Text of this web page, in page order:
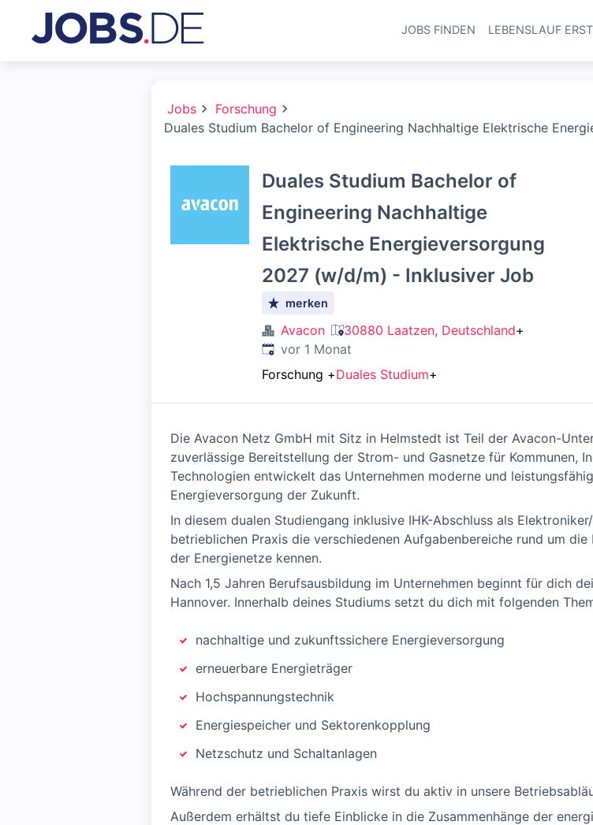
JOBS FINDEN LEBENSLAUF
Jobs
Forschung
Duales Studium Bachelor of Engineering Nachhaltige Elektrische
Duales Studium Bachelor of
Engineering Nachhaltige
Elektrische Energieversorgung
2027 (w/d/m) - Inklusiver Job
merken
Avacon 30880 Laatzen, Deutschland+
Veröffentlicht:
vor 1 Monat
Forschung +Duales Studium+
Die Avacon Netz GmbH mit Sitz in Helmstedt ist Teil der Avacon-
zuverlässige Bereitstellung der Strom- und Gasnetze für Kommunen,
Technologien entwickelt das Unternehmen moderne und
Energieversorgung der Zukunft.
In diesem dualen Studiengang inklusive IHK-Abschluss als
betrieblichen Praxis die verschiedenen Aufgabenbereiche rund um
der Energienetze kennen.
Nach 1,5 Jahren Berufsausbildung im Unternehmen beginnt für dich
Hannover. Innerhalb deines Studiums setzt du dich mit folgenden
nachhaltige und zukunftssichere Energieversorgung
erneuerbare Energieträger
Hochspannungstechnik
Energiespeicher und Sektorenkopplung
Netzschutz und Schaltanlagen
Während der betrieblichen Praxis wirst du aktiv in unsere
Außerdem erhältst du tiefe Einblicke in die Zusammenhänge der